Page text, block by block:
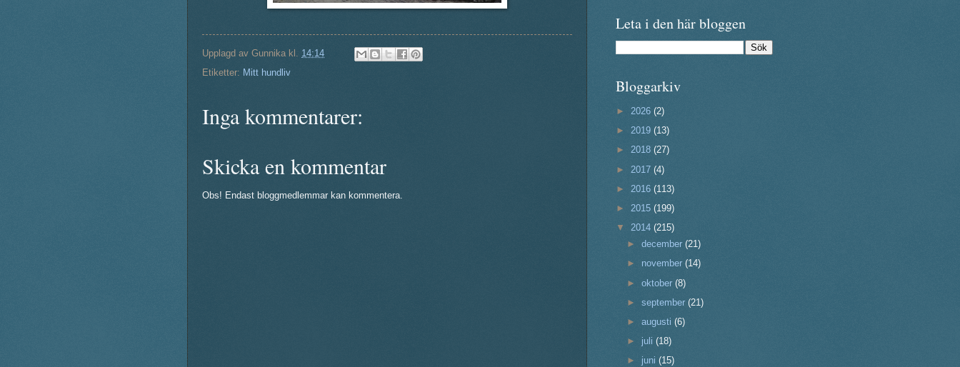
Upplagd av Gunnika kl. 14:14
Etiketter: Mitt hundliv
Inga kommentarer:
Skicka en kommentar
Obs! Endast bloggmedlemmar kan kommentera.
Leta i den här bloggen
Bloggarkiv
► 2026 (2)
► 2019 (13)
► 2018 (27)
► 2017 (4)
► 2016 (113)
► 2015 (199)
▼ 2014 (215)
►december(21)
► november(14)
►oktober(8)
►september(21)
►augusti(6)
► juli(18)
► juni(15)